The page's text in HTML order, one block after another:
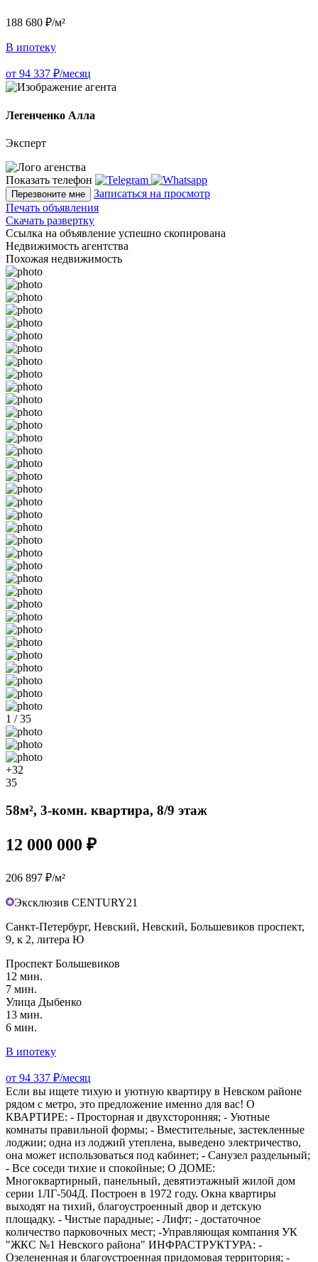
188 680 ₽/м²
В ипотеку
от 94 337 ₽/месяц
Легенченко Алла
Эксперт
Показать телефон
Перезвоните мне
Записаться на просмотр
Печать объявления
Скачать развертку
Ссылка на объявление успешно скопирована
Недвижимость агентства
Похожая недвижимость
1 / 35
+32
35
58м², 3-комн. квартира, 8/9 этаж
12 000 000 ₽
206 897 ₽/м²
Эксклюзив CENTURY21
Санкт-Петербург, Невский, Невский, Большевиков проспект,
9, к 2, литера Ю
Проспект Большевиков
12 мин.
7 мин.
Улица Дыбенко
13 мин.
6 мин.
В ипотеку
от 94 337 ₽/месяц
Если вы ищете тихую и уютную квартиру в Невском районе
рядом с метро, это предложение именно для вас! О
КВАРТИРЕ: - Просторная и двухсторонняя; - Уютные
комнаты правильной формы; - Вместительные, застекленные
лоджии; одна из лоджий утеплена, выведено электричество,
она может использоваться под кабинет; - Санузел раздельный;
- Все соседи тихие и спокойные; О ДОМЕ:
Многоквартирный, панельный, девятиэтажный жилой дом
серии 1ЛГ-504Д. Построен в 1972 году. Окна квартиры
выходят на тихий, благоустроенный двор и детскую
площадку. - Чистые парадные; - Лифт; - достаточное
количество парковочных мест; -Управляющая компания УК
"ЖКС №1 Невского района" ИНФРАСТРУКТУРА: -
Озелененная и благоустроенная придомовая территория; -